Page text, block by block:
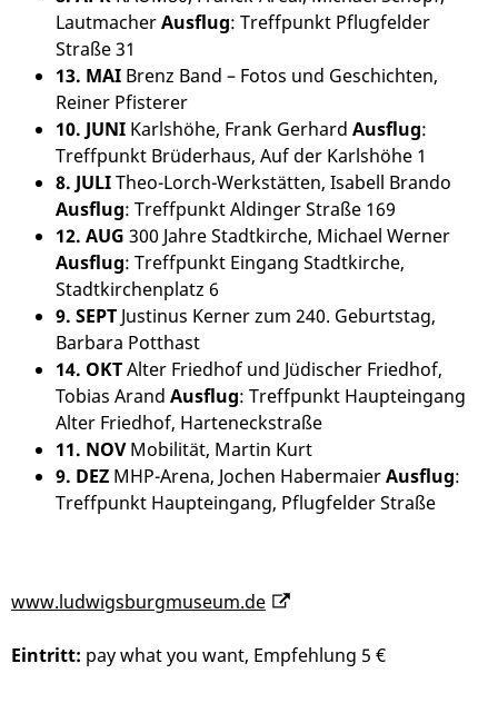
LautmacherAusflug: Treffpunkt Pflugfelder
Straße 31
13. MAI Brenz Band – Fotos und Geschichten,
Reiner Pfisterer
10. JUNI Karlshöhe, Frank Gerhard Ausflug:
Treffpunkt Brüderhaus, Auf der Karlshöhe 1
8. JULITheo-Lorch-Werkstätten, Isabell Brando
Ausflug: Treffpunkt Aldinger Straße 169
12. AUG 300 Jahre Stadtkirche, Michael Werner
Ausflug: Treffpunkt Eingang Stadtkirche,
Stadtkirchenplatz 6
9. SEPT Justinus Kerner zum 240. Geburtstag,
Barbara Potthast
14. OKTAlter Friedhof und Jüdischer Friedhof,
Tobias Arand Ausflug: Treffpunkt Haupteingang
Alter Friedhof, Harteneckstraße
11. NOVMobilität, Martin Kurt
9. DEZ MHP-Arena, Jochen HabermaierAusflug:
Treffpunkt Haupteingang, Pflugfelder Straße
www.ludwigsburgmuseum.de
Eintritt: pay what you want, Empfehlung 5 €